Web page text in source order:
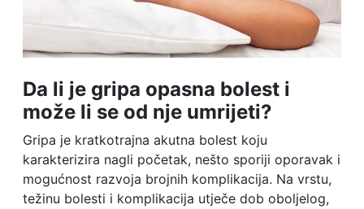
Da li je gripa opasna bolest i
može li se od nje umrijeti?
Gripa je kratkotrajna akutna bolest koju
karakterizira nagli početak, nešto sporiji oporavak i
mogućnost razvoja brojnih komplikacija. Na vrstu,
težinu bolesti i komplikacija utječe dob oboljelog,